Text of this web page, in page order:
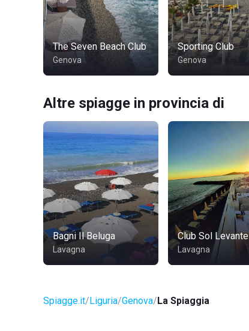
The Seven Beach Club
Genova
Sporting Club
Genova
Altre spiagge in provincia di
Bagni Il Beluga
Lavagna
Club Sol Levante
Lavagna
Spiagge.it Liguria Genova La Spiaggia